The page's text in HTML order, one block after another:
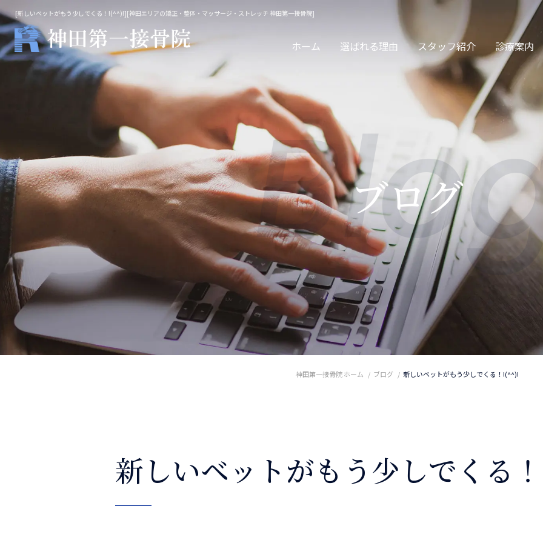
[新しいベットがもう少しでくる！!(^^)!][神田エリアの矯正・整体・マッサージ・ストレッチ 神田第一接骨院]
ホーム 選ばれる理由 スタッフ紹介 診療案内
整体・鍼灸 マッサージ・保険診療 交通事故
院長施術 不眠治療・頭痛治療 カッピング・ス
整体コラム
ブログ
神田第一接骨院 ホーム ブログ 新しいベットがもう少しでくる！!(^^)!
新しいベットがもう少しでくる